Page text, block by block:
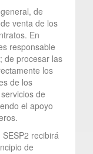
de
venta de los
En
responsable
de procesar las
los
de los
de
el apoyo
recibirá
de